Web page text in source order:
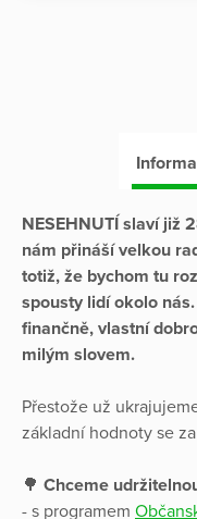
NESEHNUTÍ slaví již
nám přináší velkou
totiž, že bychom tu
spousty lidí okolo
finančně, vlastní
milým slovem.
Přestože už
základní hodnoty se
🌳 Chceme
- s programem